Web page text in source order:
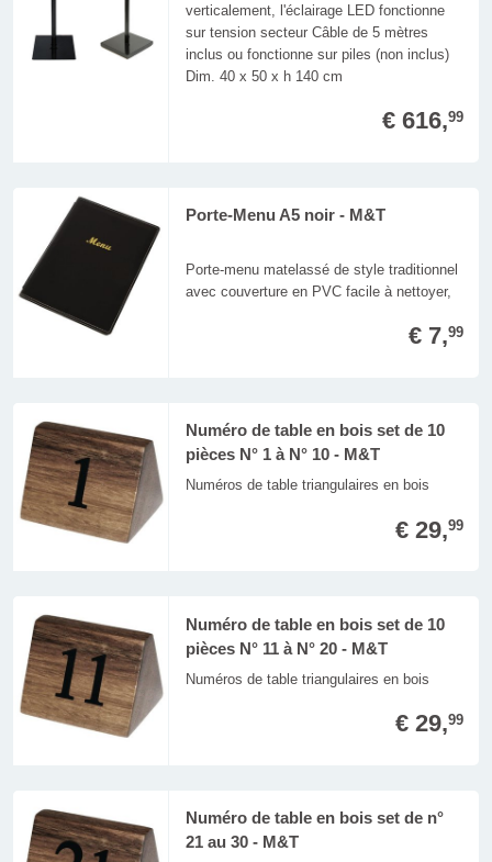
verticalement, l'éclairage LED fonctionne
sur tension secteur Câble de 5 mètres
inclus ou fonctionne sur piles (non inclus)
Dim. 40 x 50 x h 140 cm
€ 616,99
Porte-Menu A5 noir - M&T
Porte-menu matelassé de style traditionnel
avec couverture en PVC facile à nettoyer,
€ 7,99
Numéro de table en bois set de 10
pièces N° 1 à N° 10 - M&T
Numéros de table triangulaires en bois
€ 29,99
Numéro de table en bois set de 10
pièces N° 11 à N° 20 - M&T
Numéros de table triangulaires en bois
€ 29,99
Numéro de table en bois set de n°
21 au 30 - M&T